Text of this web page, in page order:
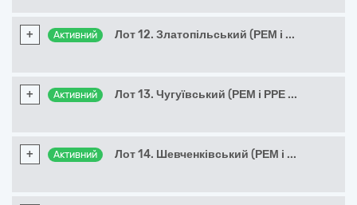
+ Активний Лот 12. Златопільський (РЕМ і ...
+ Активний Лот 13. Чугуївський (РЕМ і РРЕ ...
+ Активний Лот 14. Шевченківський (РЕМ і ...